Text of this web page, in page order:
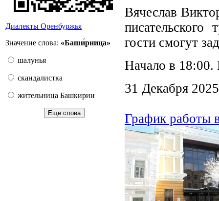
Диалекты Оренбуржья
Значение слова: «Баши́рница»
шалунья
скандалистка
жительница Башкирии
Еще слова
Вячеслав
гости смогут
Начало в 18:00.
31 Декабря
График работы